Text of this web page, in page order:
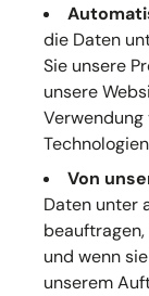
die Daten
Sie unsere
unsere
Verwendung
Von
Daten unter
und wenn
unserem